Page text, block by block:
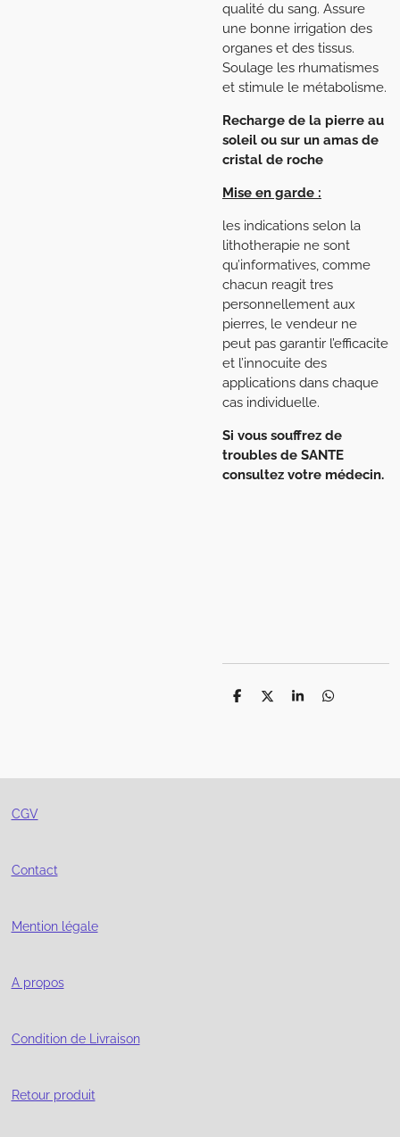
qualité du sang. Assure
une bonne irrigation des
organes et des tissus.
Soulage les rhumatismes
et stimule le métabolisme.
Recharge de la pierre au
soleil ou sur un amas de
cristal de roche
Mise en garde :
les indications selon la
lithotherapie ne sont
qu’informatives, comme
chacun reagit tres
personnellement aux
pierres, le vendeur ne
peut pas garantir l’efficacite
et l’innocuite des
applications dans chaque
cas individuelle.
Si vous souffrez de
troubles de SANTE
consultez votre médecin.
P
e
P
e
P
e
P
e
CGV
Contact
Mention légale
A propos
Condition de Livraison
Retour produit